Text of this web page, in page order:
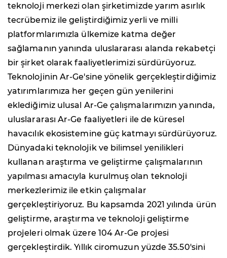
teknoloji merkezi olan şirketimizde yarım asırlık
tecrübemiz ile geliştirdiğimiz yerli ve milli
platformlarımızla ülkemize katma değer
sağlamanın yanında uluslararası alanda rekabetçi
bir şirket olarak faaliyetlerimizi sürdürüyoruz.
Teknolojinin Ar-Ge'sine yönelik gerçekleştirdiğimiz
yatırımlarımıza her geçen gün yenilerini
eklediğimiz ulusal Ar-Ge çalışmalarımızın yanında,
uluslararası Ar-Ge faaliyetleri ile de küresel
havacılık ekosistemine güç katmayı sürdürüyoruz.
Dünyadaki teknolojik ve bilimsel yenilikleri
kullanan araştırma ve geliştirme çalışmalarının
yapılması amacıyla kurulmuş olan teknoloji
merkezlerimiz ile etkin çalışmalar
gerçekleştiriyoruz. Bu kapsamda 2021 yılında ürün
geliştirme, araştırma ve teknoloji geliştirme
projeleri olmak üzere 104 Ar-Ge projesi
gerçekleştirdik. Yıllık ciromuzun yüzde 35.50'sini